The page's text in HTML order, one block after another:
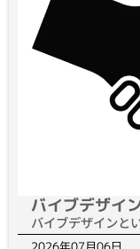
バイブデザイ
バイブデザインと